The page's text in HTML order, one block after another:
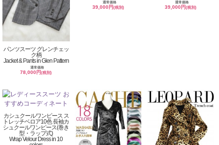
パンツスーツ グレンチェッ
ク柄
Jacket & Pants in Glen Pattern
通常価格
78,000円(税別)
通常価格
39,000円(税別)
通常価格
39,000円(税別)
カシュクールワンピース ス
トレッチベロア10色 長袖カ
シュクールワンピース(巻き
型・ラップ式)
Wrap Velour Dress in 10